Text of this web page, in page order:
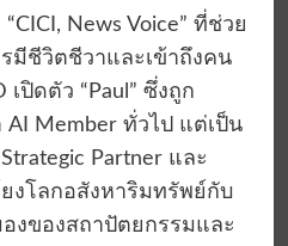
News Voice” ที่ช่วย
มีชีวิตชีวาและเข้าถึงคน
ปิดตัว “Paul” ซึ่งถูก
Member ทั่วไป แต่เป็น
Partner และ
ยงโลกอสังหาริมทรัพย์กับ
งของสถาปัตยกรรมและ